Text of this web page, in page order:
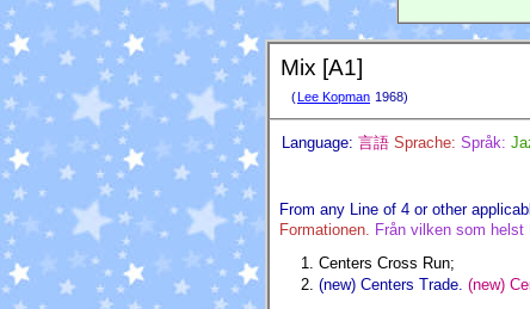
Mix [A1]
( Lee Kopman 1968)
Language: 言語 Sprache: Språk:
From any Line of 4 or other
Formationen. Från vilken som helst
Centers Cross Run;
(new) Centers Trade. (new)